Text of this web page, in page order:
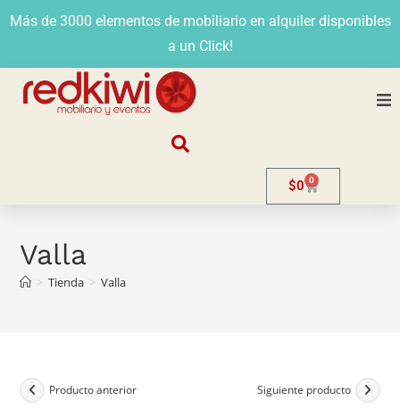
Más de 3000 elementos de mobiliario en alquiler disponibles
a un Click!
Contacto
$0 0
Valla
> Tienda > Valla
Producto anterior Siguiente producto